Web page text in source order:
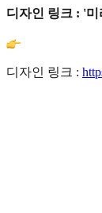
디자인 링크 : '
디자인 링크 :